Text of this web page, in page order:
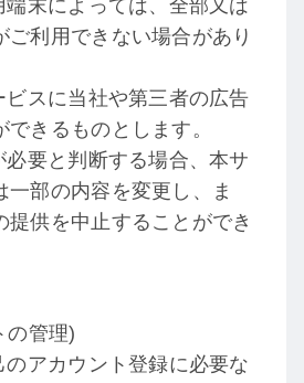
末によっては、全部又は
ご利用できない場合があり
ビスに当社や第三者の広告
きるものとします。
要と判断する場合、本サ
一部の内容を変更し、ま
提供を中止することができ
の管理)
アカウント登録に必要な